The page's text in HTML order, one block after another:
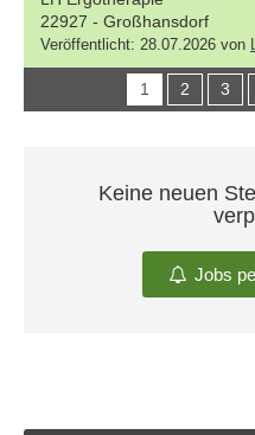
22927 - Großhansdorf
Veröffentlicht: 28.07.2026 von
1 2 3
Keine neuen
Jobs